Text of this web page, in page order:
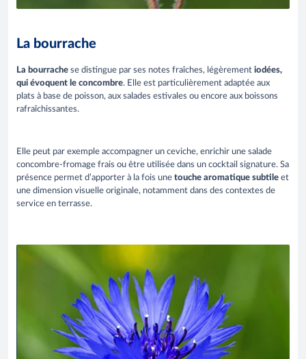
La bourrache
La bourrache se distingue par ses notes fraîches, légèrement iodées,
qui évoquent le concombre. Elle est particulièrement adaptée aux
plats à base de poisson, aux salades estivales ou encore aux boissons
rafraîchissantes.
Elle peut par exemple accompagner un ceviche, enrichir une salade
concombre-fromage frais ou être utilisée dans un cocktail signature. Sa
présence permet d’apporter à la fois une touche aromatique subtile et
une dimension visuelle originale, notamment dans des contextes de
service en terrasse.